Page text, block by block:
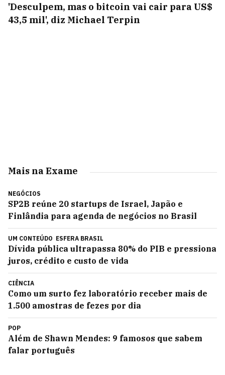
'Desculpem, mas o bitcoin vai cair para US$
43,5 mil', diz Michael Terpin
Mais na Exame
NEGÓCIOS
SP2B reúne 20 startups de Israel, Japão e
Finlândia para agenda de negócios no Brasil
UM CONTEÚDO ESFERA BRASIL
Dívida pública ultrapassa 80% do PIB e pressiona
juros, crédito e custo de vida
CIÊNCIA
Como um surto fez laboratório receber mais de
1.500 amostras de fezes por dia
POP
Além de Shawn Mendes: 9 famosos que sabem
falar português